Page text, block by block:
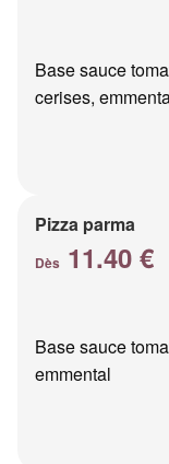
Base sauce
cerises,
Pizza parma
Dès 11.40 €
Base sauce
emmental